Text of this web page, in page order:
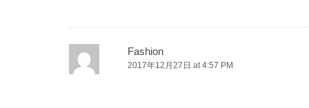
Fashion
2017年12月27日 at 4:57 PM